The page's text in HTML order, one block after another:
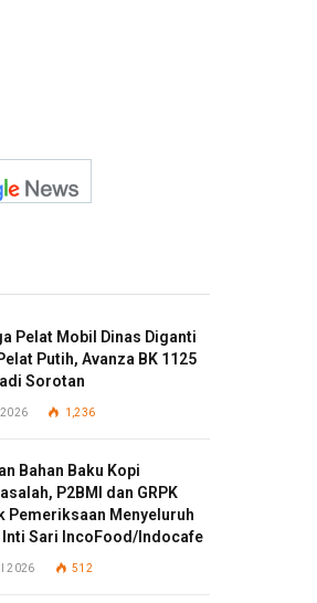
Pelat Mobil Dinas Diganti
Putih, Avanza BK 1125
Sorotan
1,236
Bahan Baku Kopi
P2BMI dan GRPK
Pemeriksaan Menyeluruh
Inti Sari IncoFood/Indocafe
2026 512